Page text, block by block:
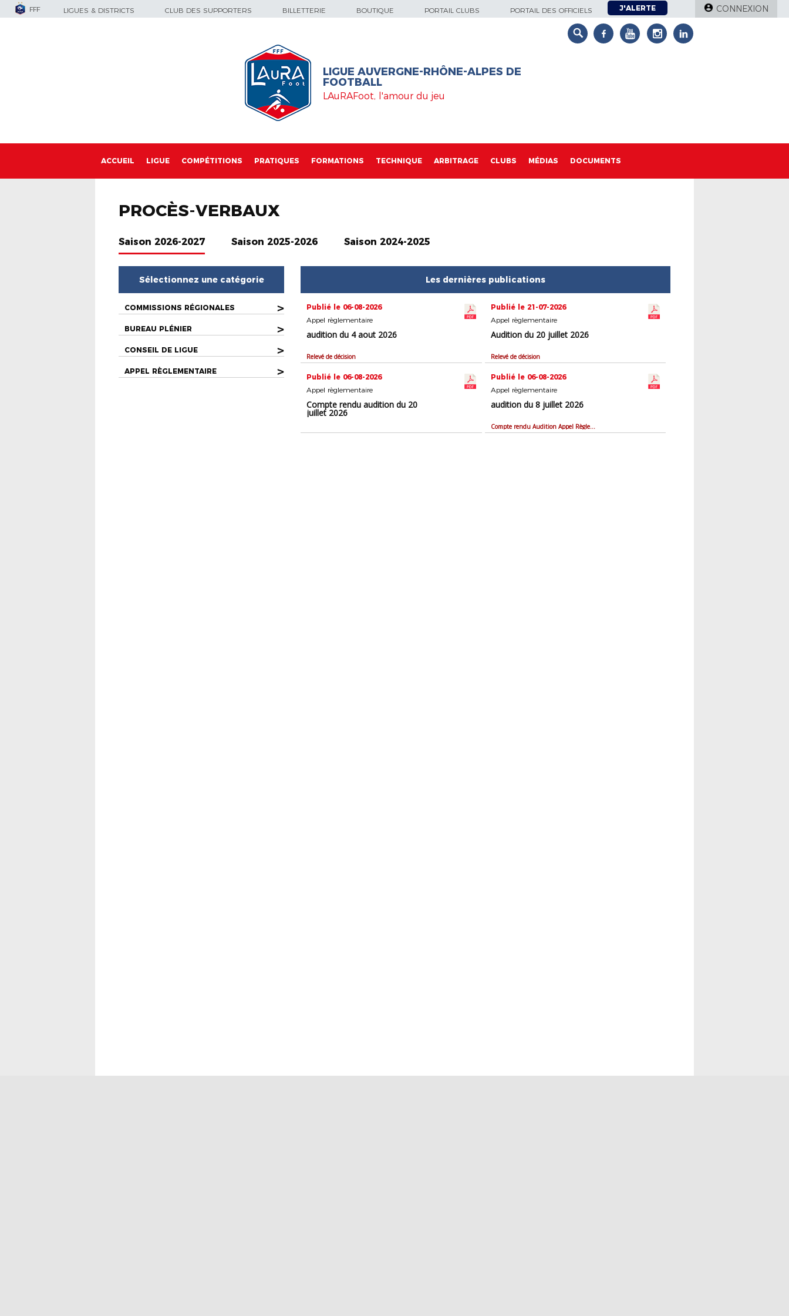
FFF LIGUES & DISTRICTS CLUB DES SUPPORTERS BILLETTERIE BOUTIQUE PORTAIL CLUBS PORTAIL DES OFFICIELS J'ALERTE CONNEXION
LIGUE AUVERGNE-RHÔNE-ALPES DE
FOOTBALL
LAuRAFoot, l'amour du jeu
ACCUEIL LIGUE COMPÉTITIONS PRATIQUES FORMATIONS TECHNIQUE ARBITRAGE CLUBS MÉDIAS DOCUMENTS
PROCÈS-VERBAUX
Saison 2026-2027 Saison 2025-2026 Saison 2024-2025
Sélectionnez une catégorie
COMMISSIONS RÉGIONALES >
BUREAU PLÉNIER >
CONSEIL DE LIGUE >
APPEL RÈGLEMENTAIRE >
Les dernières publications
Publié le 06-08-2026
Appel règlementaire
audition du 4 aout 2026
Relevé de décision
Publié le 21-07-2026
Appel règlementaire
Audition du 20 juillet 2026
Relevé de décision
Publié le 06-08-2026
Appel règlementaire
Compte rendu audition du 20
juillet 2026
Publié le 06-08-2026
Appel règlementaire
audition du 8 juillet 2026
Compte rendu Audition Appel Règlementaire